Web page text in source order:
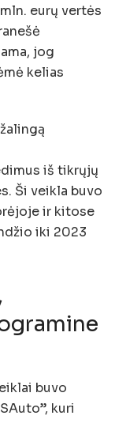
eurų vertės
jog
kelias
iš tikrųjų
Ši veikla buvo
ir kitose
iki 2023
buvo
kuri